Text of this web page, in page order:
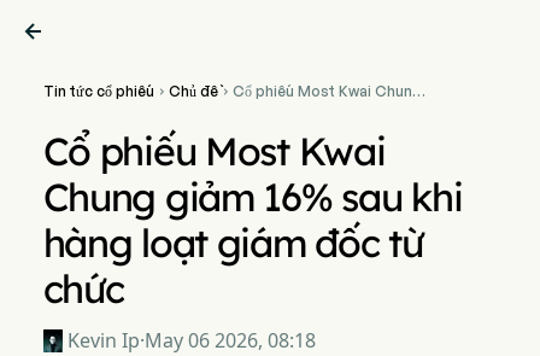

Tin tức cổ phiếu  Chủ đề Cổ phiếu Most Kwai Chung
Cổ phiếu Most Kwai
Chung giảm 16% sau khi
hàng loạt giám đốc từ
chức
Kevin Ip·May 06 2026, 08:18